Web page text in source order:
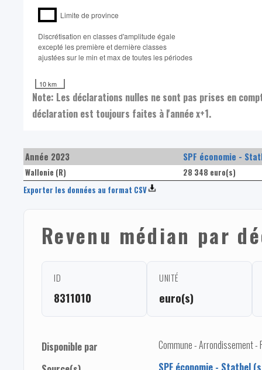
Limite de province
Discrétisation en classes d'amplitude égale​
excepté les première et dernière classes
ajustées sur le min et max de toutes les périodes
10 km
Note: Les déclarations nulles ne sont pas prises en
déclaration est toujours faites à l'année x+1.
Année 2023 SPF économie -
Wallonie (R)
28 348 euro(s)
Exporter les données au format CSV
Revenu médian par
ID
8311010
UNITÉ
euro(s)
Disponible par
Commune - Arrondissement -